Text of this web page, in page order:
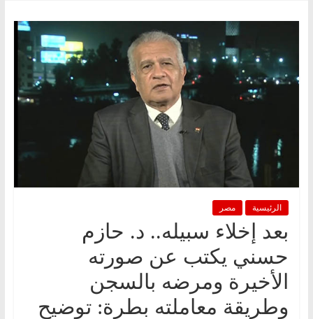
الرئيسية مصر
بعد إخلاء سبيله.. د. حازم
حسني يكتب عن صورته
الأخيرة ومرضه بالسجن
وطريقة معاملته بطرة: توضيح